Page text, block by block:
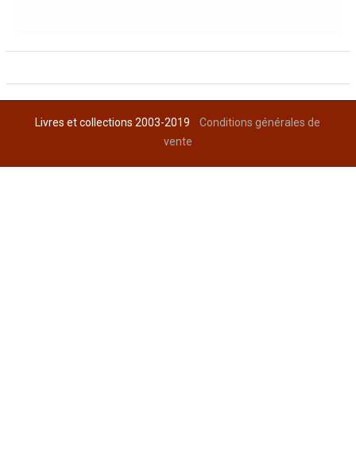
Livres et collections 2003-2019Conditions générales de
vente